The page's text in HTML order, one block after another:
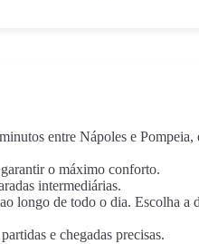
entre Nápoles e Pompeia,
o máximo conforto.
intermediárias.
longo de todo o dia. Escolha a
e chegadas precisas.